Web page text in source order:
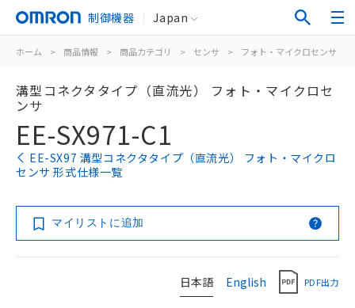
制御機器 Japan
ホーム > 商品情報 > 商品カテゴリ > センサ > フォト・マイクロセンサ
溝型コネクタタイプ（直流光） フォト・マイクロセ
ンサ
EE-SX971-C1
EE-SX97 溝型コネクタタイプ（直流光） フォト・マイクロ
センサ 形式仕様一覧
マイリストに追加
日本語 English PDF出力